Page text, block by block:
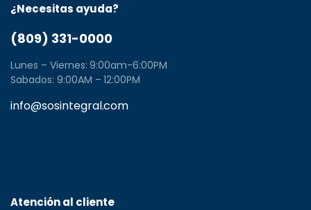
¿Necesitas ayuda?
(809) 331-0000
Lunes – Viernes: 9:00am-6:00PM
Sabados: 9:00AM – 12:00PM
info@sosintegral.com
Atención al cliente